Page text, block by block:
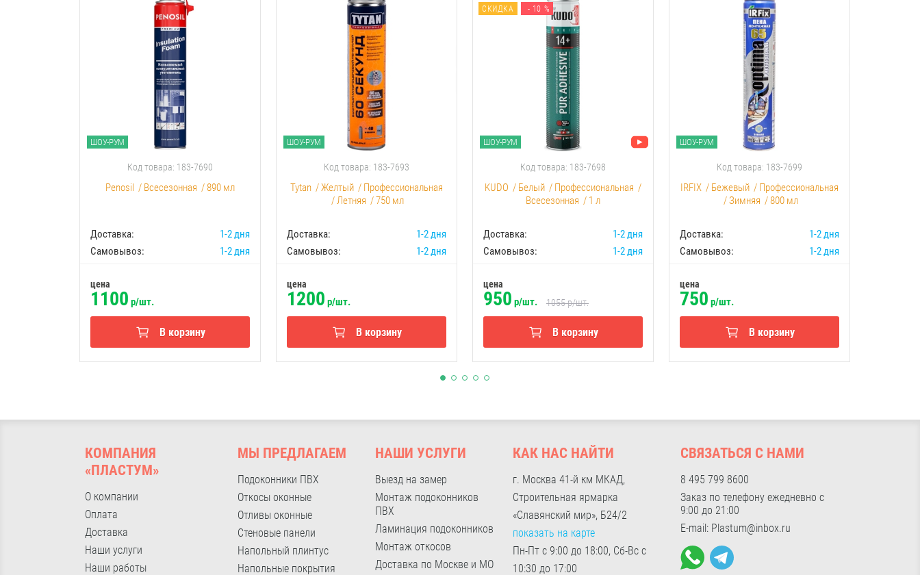
ШОУ-РУМ
Код товара: 183-7690
Penosil / Всесезонная /890 мл
Доставка:
1-2 дня
Самовывоз:
1-2 дня
цена
1100 р/шт.
В корзину
ШОУ-РУМ
Код товара: 183-7693
Tytan /Желтый / Профессиональная
/ Летняя /750 мл
Доставка:
1-2 дня
Самовывоз:
1-2 дня
цена
1200 р/шт.
В корзину
СКИДКА
- 10 %
ШОУ-РУМ
Код товара: 183-7698
KUDO / Белый / Профессиональная /
Всесезонная / 1 л
Доставка:
1-2 дня
Самовывоз:
1-2 дня
цена
950 р/шт. 1055р/шт.
В корзину
ШОУ-РУМ
Код товара: 183-7699
IRFIX / Бежевый / Профессиональная
/Зимняя /800 мл
Доставка:
1-2 дня
Самовывоз:
1-2 дня
цена
750 р/шт.
В корзину
КОМПАНИЯ
«ПЛАСТУМ»
О компании
Оплата
Доставка
Наши услуги
Наши работы
МЫ ПРЕДЛАГАЕМ
Подоконники ПВХ
Откосы оконные
Отливы оконные
Стеновые панели
Напольный плинтус
Напольные покрытия
НАШИ УСЛУГИ
Выезд на замер
Монтаж подоконников
ПВХ
Ламинация подоконников
Монтаж откосов
Доставка по Москве и МО
КАК НАС НАЙТИ
г. Москва 41-й км МКАД,
Строительная ярмарка
«Славянский мир», Б24/2
показать на карте
Пн-Пт с 9:00 до 18:00, Сб-Вс с
10:30 до 17:00
СВЯЗАТЬСЯ С НАМИ
8 495 799 8600
Заказ по телефону ежедневно с
9:00 до 21:00
E-mail: Plastum@inbox.ru